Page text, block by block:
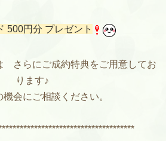
500円分 プレゼント
さらにご成約特典をご用意してお
ります♪
会にご相談ください。